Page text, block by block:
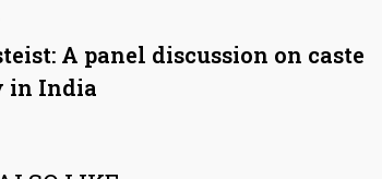
Previous
post:
A panel discussion on caste
in India